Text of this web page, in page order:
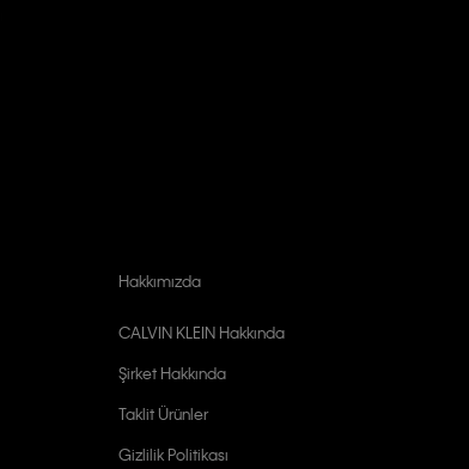
Hakkımızda
CALVIN KLEIN Hakkında
Şirket Hakkında
Taklit Ürünler
Gizlilik Politikası